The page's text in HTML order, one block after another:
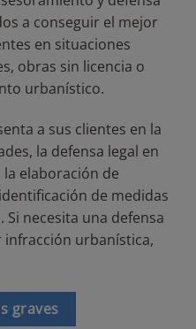
a conseguir el mejor
en situaciones
obras sin licencia o
urbanístico.
a sus clientes en la
la defensa legal en
elaboración de
de medidas
necesita una defensa
urbanística,
graves